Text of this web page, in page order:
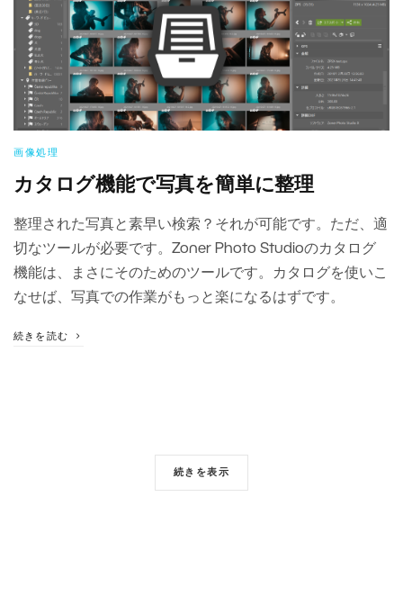
画像処理
カタログ機能で写真を簡単に整理
整理された写真と素早い検索？それが可能です。ただ、適
切なツールが必要です。Zoner Photo Studioのカタログ
機能は、まさにそのためのツールです。カタログを使いこ
なせば、写真での作業がもっと楽になるはずです。
続きを読む
続きを表示